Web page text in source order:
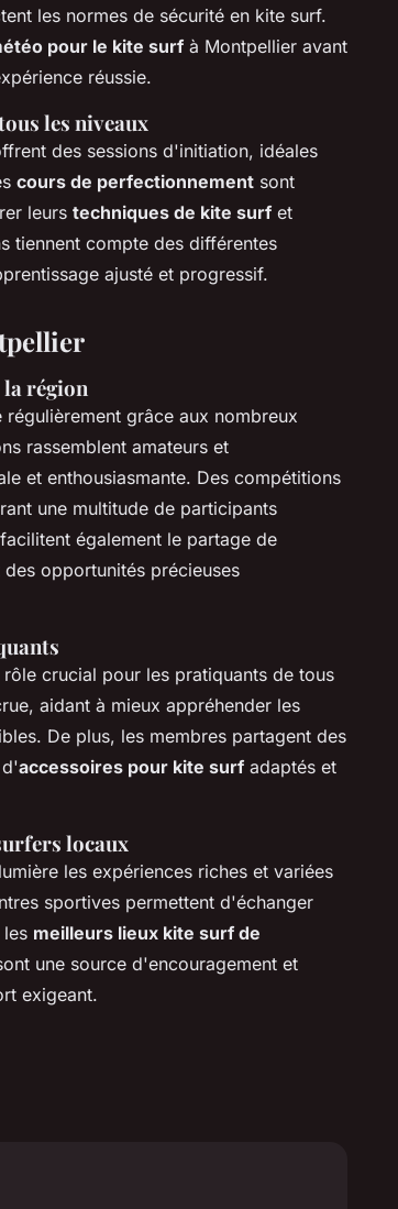
les normes de sécurité en kite surf.
pour le kite surf à Montpellier avant
réussie.
les niveaux
des sessions d'initiation, idéales
cours de perfectionnement sont
leurs techniques de kite surf et
tiennent compte des différentes
ajusté et progressif.
région
régulièrement grâce aux nombreux
rassemblent amateurs et
et enthousiasmante. Des compétitions
une multitude de participants
également le partage de
opportunités précieuses
rôle crucial pour les pratiquants de tous
aidant à mieux appréhender les
De plus, les membres partagent des
accessoires pour kite surf adaptés et
locaux
les expériences riches et variées
sportives permettent d'échanger
meilleurs lieux kite surf de
une source d'encouragement et
exigeant.